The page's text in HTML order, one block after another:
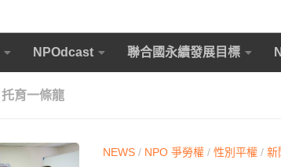
NPOdcast 聯合國永續發展目標
托育一條龍
NEWS / NPO 爭勞權 / 性別平權 / 新